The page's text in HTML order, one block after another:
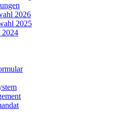
2026
2025
2024